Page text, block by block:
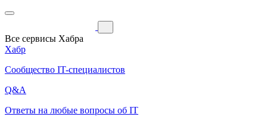
Все сервисы Хабра
Хабр
Сообщество IT-специалистов
Q&A
Ответы на любые вопросы об IT